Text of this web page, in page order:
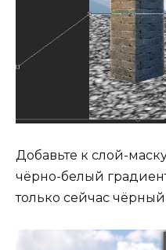
Добавьте к слой-
чёрно-белый
только сейчас чёрный